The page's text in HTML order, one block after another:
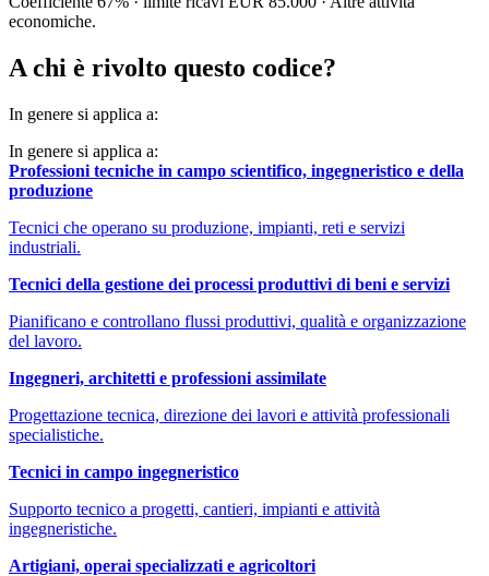
economiche.
A chi è rivolto questo codice?
In genere si applica a:
In genere si applica a:
Professioni tecniche in campo scientifico, ingegneristico e della
produzione
Tecnici che operano su produzione, impianti, reti e servizi
industriali.
Tecnici della gestione dei processi produttivi di beni e servizi
Pianificano e controllano flussi produttivi, qualità e organizzazione
del lavoro.
Ingegneri, architetti e professioni assimilate
Progettazione tecnica, direzione dei lavori e attività professionali
specialistiche.
Tecnici in campo ingegneristico
Supporto tecnico a progetti, cantieri, impianti e attività
ingegneristiche.
Artigiani, operai specializzati e agricoltori